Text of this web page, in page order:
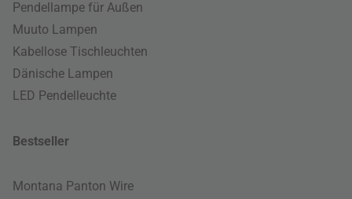
Pendellampe für Außen
Muuto Lampen
Kabellose Tischleuchten
Dänische Lampen
LED Pendelleuchte
Bestseller
Montana Panton Wire